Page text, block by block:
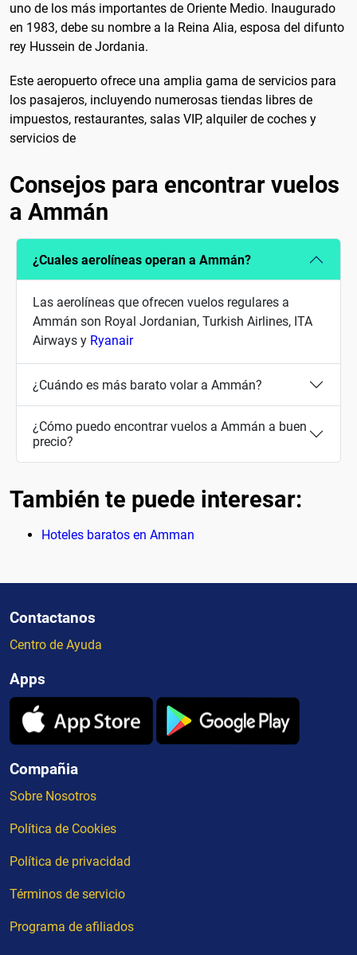
uno de los más importantes de Oriente Medio. Inaugurado
en 1983, debe su nombre a la Reina Alia, esposa del difunto
rey Hussein de Jordania.
Este aeropuerto ofrece una amplia gama de servicios para
los pasajeros, incluyendo numerosas tiendas libres de
impuestos, restaurantes, salas VIP, alquiler de coches y
servicios de
Consejos para encontrar vuelos
a Ammán
¿Cuales aerolíneas operan a Ammán?
Las aerolíneas que ofrecen vuelos regulares a
Ammán son Royal Jordanian, Turkish Airlines, ITA
Airways y Ryanair
¿Cuándo es más barato volar a Ammán?
¿Cómo puedo encontrar vuelos a Ammán a buen
precio?
También te puede interesar:
Hoteles baratos en Amman
Contactanos
Centro de Ayuda
Apps
Compañia
Sobre Nosotros
Política de Cookies
Política de privacidad
Términos de servicio
Programa de afiliados